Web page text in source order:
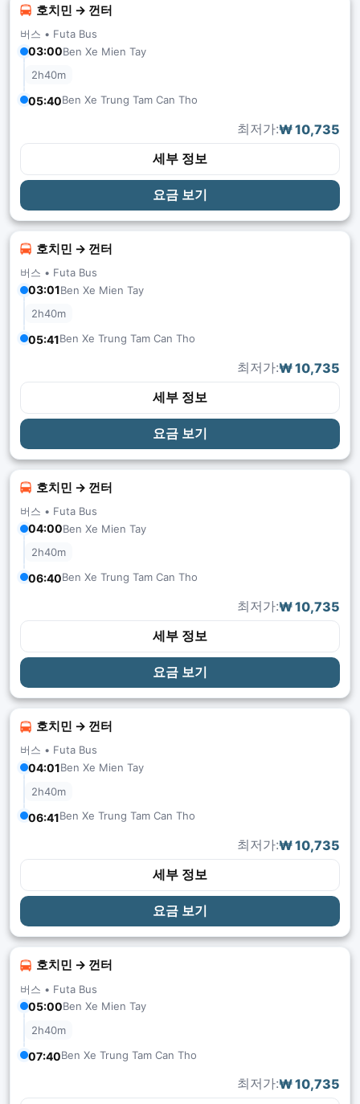
호치민 → 껀터
버스 • Futa Bus
03:00Ben Xe Mien Tay
2h40m
05:40Ben Xe Trung Tam Can Tho
최저가:₩ 10,735
세부 정보
요금 보기
호치민 → 껀터
버스 • Futa Bus
03:01Ben Xe Mien Tay
2h40m
05:41Ben Xe Trung Tam Can Tho
최저가:₩ 10,735
세부 정보
요금 보기
호치민 → 껀터
버스 • Futa Bus
04:00Ben Xe Mien Tay
2h40m
06:40Ben Xe Trung Tam Can Tho
최저가:₩ 10,735
세부 정보
요금 보기
호치민 → 껀터
버스 • Futa Bus
04:01Ben Xe Mien Tay
2h40m
06:41Ben Xe Trung Tam Can Tho
최저가:₩ 10,735
세부 정보
요금 보기
호치민 → 껀터
버스 • Futa Bus
05:00Ben Xe Mien Tay
2h40m
07:40Ben Xe Trung Tam Can Tho
최저가:₩ 10,735